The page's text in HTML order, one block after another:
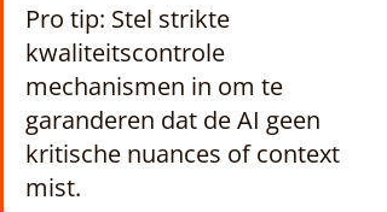
Pro tip: Stel strikte
kwaliteitscontrole
mechanismen in om te
garanderen dat de AI geen
kritische nuances of context
mist.